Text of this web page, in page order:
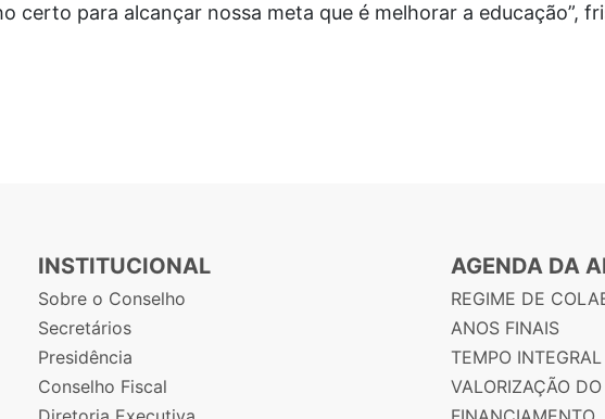
certo para alcançar nossa meta que é melhorar a educação”,
INSTITUCIONAL
Sobre o Conselho
Secretários
Presidência
Conselho Fiscal
AGENDA DA
REGIME DE
ANOS FINAIS
TEMPO INTEGRAL
VALORIZAÇÃO DO